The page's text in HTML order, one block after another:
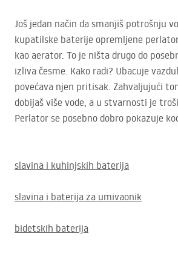
Još jedan način da smanjiš potrošnju
kupatilske baterije opremljene
kao aerator. To je ništa drugo do
izliva česme. Kako radi? Ubacuje
povećava njen pritisak. Zahvaljujući
dobijaš više vode, a u stvarnosti je
Perlator se posebno dobro pokazuje
slavina i kuhinjskih baterija
slavina i baterija za umivaonik
bidetskih baterija